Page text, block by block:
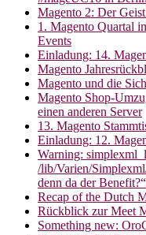
Magento 2: Der
1. Magento Quartal
Events
Einladung: 14.
Magento
Magento und die
Magento Shop-
einen anderen Server
13. Magento
Einladung: 12.
Warning:
/lib/Varien/
denn da der
Recap of the Dutch
Rückblick zur Meet
Something new: